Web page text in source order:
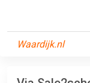
Waardijk.nl